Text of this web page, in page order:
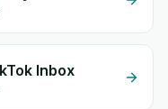
Inbox